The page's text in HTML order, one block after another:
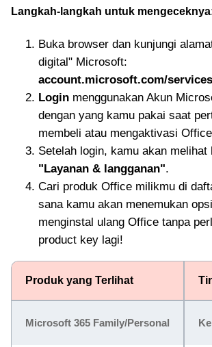
Langkah-langkah untuk
Buka browser dan kunjungi
digital" Microsoft:
account.microsoft.com/services
Login menggunakan Akun
dengan yang kamu pakai saat
membeli atau mengaktivasi
Setelah login, kamu akan melihat
"Layanan & langganan".
Cari produk Office milikmu di
sana kamu akan menemukan
menginstal ulang Office tanpa
product key lagi!
Produk yang Terlihat
Microsoft 365 Family/Personal